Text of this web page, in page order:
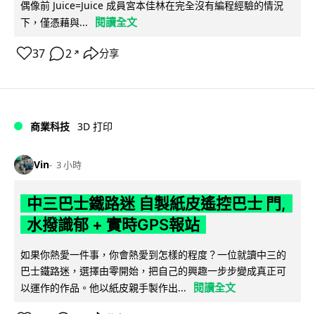
偶像前 Juice=Juice 成員宮本佳林在完全沒有編程經驗的情況
下，僅憑藉與...
閱讀全文
37 2 ↗ 分享
商業科技 3D 打印
Vin 3 小時
中三巴士鐵路迷 自製紙皮遙控巴士 門,
水撥識郁 + 實時GPS報站
如果你熱愛一件事，你會熱愛到怎樣的程度？一位就讀中三的
巴士鐵路迷，選擇由零開始，把自己的興趣一步步變成真正可
以運作的作品。他以紙皮親手製作出...
閱讀全文